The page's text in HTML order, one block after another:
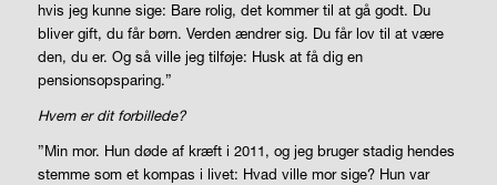
hvis jeg kunne sige: Bare rolig, det kommer til at gå godt. Du
bliver gift, du får børn. Verden ændrer sig. Du får lov til at være
den, du er. Og så ville jeg tilføje: Husk at få dig en
pensionsopsparing.”
Hvem er dit forbillede?
”Min mor. Hun døde af kræft i 2011, og jeg bruger stadig hendes
stemme som et kompas i livet: Hvad ville mor sige? Hun var